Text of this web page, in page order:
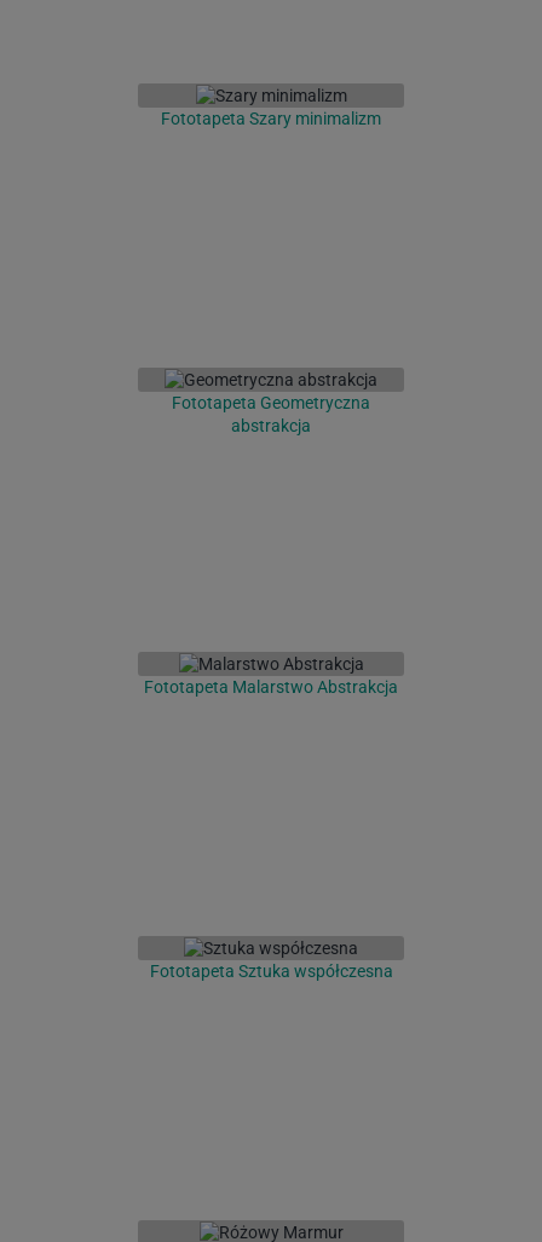
Fototapeta Szary minimalizm
Fototapeta Geometryczna
abstrakcja
Fototapeta Malarstwo Abstrakcja
Fototapeta Sztuka współczesna